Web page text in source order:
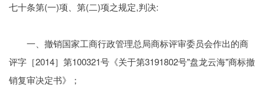
七十条第(一)项、第(二)项之规定,判决:
一、撤销国家工商行政管理总局商标评审委员会作出的商
评字［2014］第100321号《关于第3191802号"盘龙云海"商标撤
销复审决定书》；